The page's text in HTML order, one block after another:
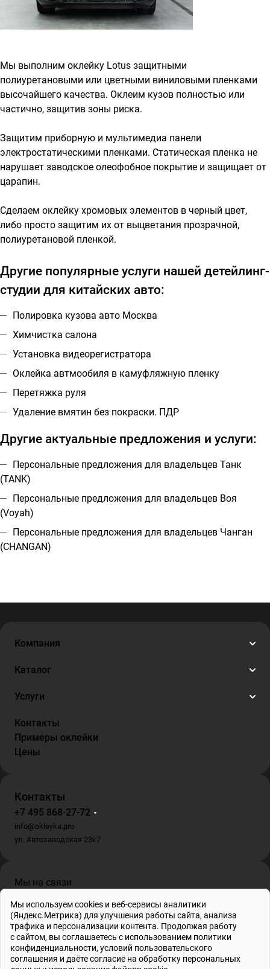
Мы выполним оклейку Lotus защитными
полиуретановыми или цветными виниловыми пленками
высочайшего качества. Оклеим кузов полностью или
частично, защитив зоны риска.
Защитим приборную и мультимедиа панели
электростатическими пленками. Статическая пленка не
нарушает заводское олеофобное покрытие и защищает от
царапин.
Сделаем оклейку хромовых элементов в черный цвет,
либо просто защитим их от выцветания прозрачной,
полиуретановой пленкой.
Другие популярные услуги нашей детейлинг-
студии для китайских авто:
Полировка кузова авто Москва
Химчистка салона
Установка видеорегистратора
Оклейка автмообиля в камуфляжную пленку
Перетяжка руля
Удаление вмятин без покраски. ПДР
Другие актуальные предложения и услуги:
Персональные предложения для владельцев Танк
(TANK)
Персональные предложения для владельцев Воя
(Voyah)
Персональные предложения для владельцев Чанган
(CHANGAN)
Компания
Каталог
Услуги
Контакты
Примеры оклейки
Цены
Контакты
+7 495 868-27-72
info@okleyka.pro
ул. Автозаводская 23к7
Мы на связи
ИП Гриб О.В. , ИНН 695001862778, ОГРНИП 317695200010804
© 2026 Все права защищены
Мы используем cookies и веб-сервисы аналитики
(Яндекс.Метрика) для улучшения работы сайта, анализа
трафика и персонализации контента. Продолжая работу
с сайтом, вы соглашаетесь с использованием политики
конфиденциальности, условий пользовательского
соглашения и даётесогласие на обработку персональных